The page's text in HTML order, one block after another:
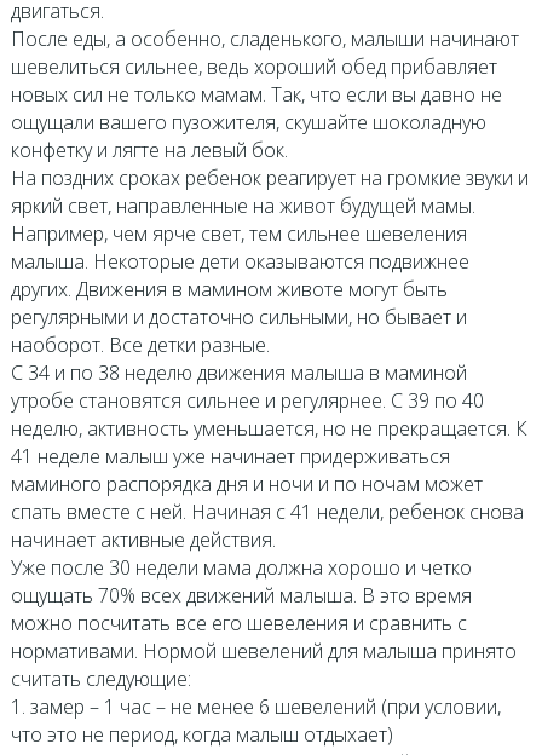
двигаться.
После еды, а особенно, сладенького, малыши начинают
шевелиться сильнее, ведь хороший обед прибавляет
новых сил не только мамам. Так, что если вы давно не
ощущали вашего пузожителя, скушайте шоколадную
конфетку и лягте на левый бок.
На поздних сроках ребенок реагирует на громкие звуки и
яркий свет, направленные на живот будущей мамы.
Например, чем ярче свет, тем сильнее шевеления
малыша. Некоторые дети оказываются подвижнее
других. Движения в мамином животе могут быть
регулярными и достаточно сильными, но бывает и
наоборот. Все детки разные.
С 34 и по 38 неделю движения малыша в маминой
утробе становятся сильнее и регулярнее. С 39 по 40
неделю, активность уменьшается, но не прекращается. К
41 неделе малыш уже начинает придерживаться
маминого распорядка дня и ночи и по ночам может
спать вместе с ней. Начиная с 41 недели, ребенок снова
начинает активные действия.
Уже после 30 недели мама должна хорошо и четко
ощущать 70% всех движений малыша. В это время
можно посчитать все его шевеления и сравнить с
нормативами. Нормой шевелений для малыша принято
считать следующие:
1. замер – 1 час – не менее 6 шевелений (при условии,
что это не период, когда малыш отдыхает)